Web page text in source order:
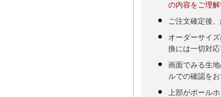
の内容をご理
ご注文確定後
オーダーサイ
換には一切対
画面でみる生
ルでの確認を
上部がポール